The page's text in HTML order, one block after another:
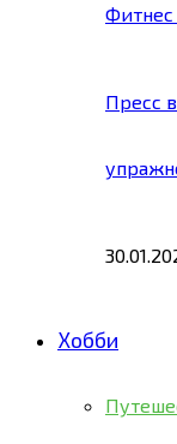
Пресс
Хобби